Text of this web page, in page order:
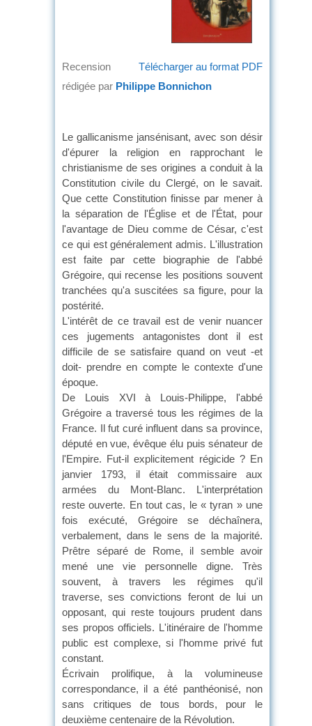
Télécharger au format PDF
Recension
rédigée par Philippe Bonnichon
Le gallicanisme jansénisant, avec son désir
d'épurer la religion en rapprochant le
christianisme de ses origines a conduit à la
Constitution civile du Clergé, on le savait.
Que cette Constitution finisse par mener à
la séparation de l'Église et de l'État, pour
l'avantage de Dieu comme de César, c'est
ce qui est généralement admis. L'illustration
est faite par cette biographie de l'abbé
Grégoire, qui recense les positions souvent
tranchées qu'a suscitées sa figure, pour la
postérité.
L'intérêt de ce travail est de venir nuancer
ces jugements antagonistes dont il est
difficile de se satisfaire quand on veut -et
doit- prendre en compte le contexte d'une
époque.
De Louis XVI à Louis-Philippe, l'abbé
Grégoire a traversé tous les régimes de la
France. Il fut curé influent dans sa province,
député en vue, évêque élu puis sénateur de
l'Empire. Fut-il explicitement régicide ? En
janvier 1793, il était commissaire aux
armées du Mont-Blanc. L'interprétation
reste ouverte. En tout cas, le « tyran » une
fois exécuté, Grégoire se déchaînera,
verbalement, dans le sens de la majorité.
Prêtre séparé de Rome, il semble avoir
mené une vie personnelle digne. Très
souvent, à travers les régimes qu'il
traverse, ses convictions feront de lui un
opposant, qui reste toujours prudent dans
ses propos officiels. L'itinéraire de l'homme
public est complexe, si l'homme privé fut
constant.
Écrivain prolifique, à la volumineuse
correspondance, il a été panthéonisé, non
sans critiques de tous bords, pour le
deuxième centenaire de la Révolution.